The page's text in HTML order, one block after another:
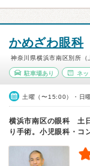
かめざわ眼科
神奈川県横浜市南区別所（
駐車場あり ネッ
土曜（〜15:00）・日
横浜市南区の眼科 土
り手術。小児眼科・コ